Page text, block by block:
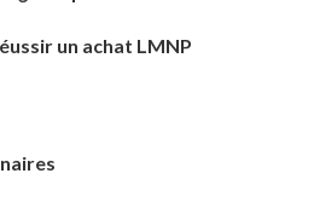
un achat LMNP